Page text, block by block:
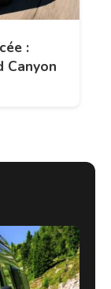
:
Canyon